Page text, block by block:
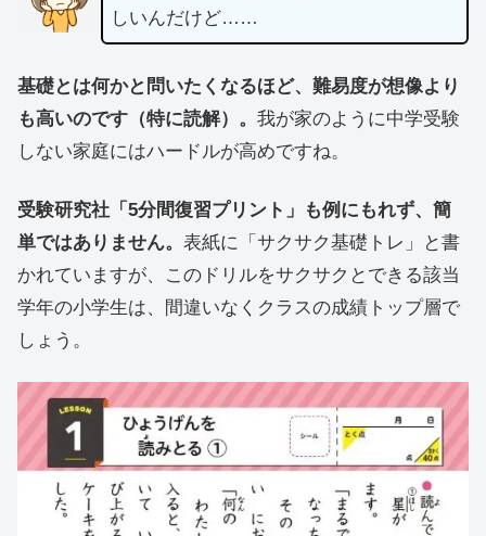
しいんだけど……
基礎とは何かと問いたくなるほど、難易度が想像より
も高いのです（特に読解）。 我が家のように中学受験
しない家庭にはハードルが高めですね。
受験研究社「5分間復習プリント」も例にもれず、簡
単ではありません。 表紙に「サクサク基礎トレ」と書
かれていますが、このドリルをサクサクとできる該当
学年の小学生は、間違いなくクラスの成績トップ層で
しょう。